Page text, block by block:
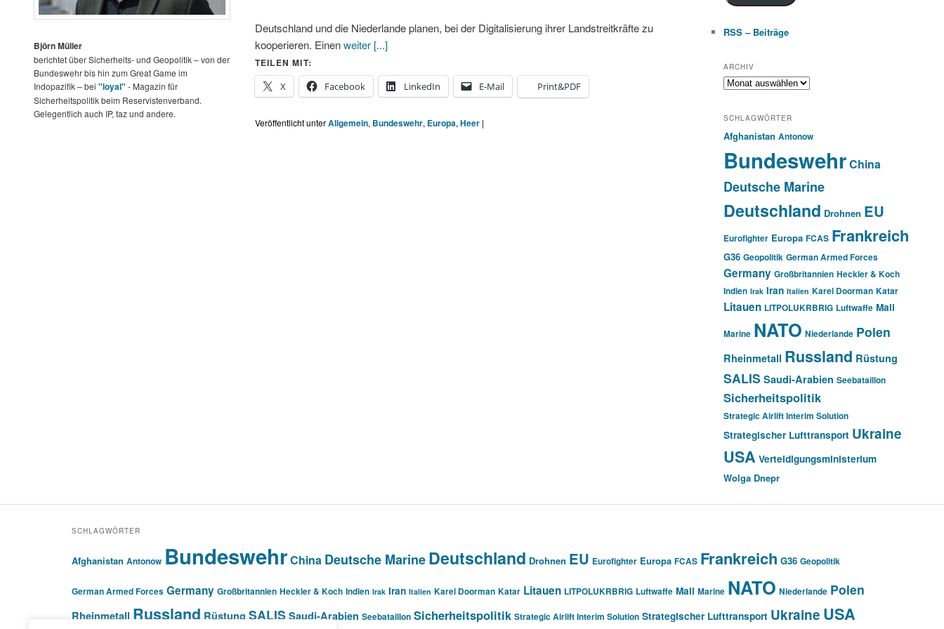
Deutschland und die Niederlande planen, bei der Digitalisierung ihrer Landstreitkräfte zu
kooperieren. Einenweiter [...]
TEILEN MIT:
X
Facebook LinkedIn E-Mail Print&PDF
Veröffentlicht unterAllgemein, Bundeswehr, Europa, Heer |
RSS – Beiträge
ARCHIV
Archiv
SCHLAGWÖRTER
Afghanistan Antonow
BundeswehrChina
Deutsche Marine
Deutschland Drohnen EU
Eurofighter Europa FCAS Frankreich
G36 Geopolitik German Armed Forces
Germany Großbritannien Heckler & Koch
Indien Irak Iran Italien Karel Doorman Katar
Litauen LITPOLUKRBRIG Luftwaffe Mali
Marine NATO Niederlande Polen
Rheinmetall Russland Rüstung
SALIS Saudi-Arabien Seebataillon
Sicherheitspolitik
Strategic Airlift Interim Solution
Strategischer Lufttransport Ukraine
USA Verteidigungsministerium
Wolga Dnepr
Björn Müller
berichtet über Sicherheits- und Geopolitik – von der
Bundeswehr bis hin zum Great Game im
Indopazifik – bei"loyal" - Magazin für
Sicherheitspolitik beim Reservistenverband.
Gelegentlich auch IP, taz und andere.
SCHLAGWÖRTER
Afghanistan Antonow BundeswehrChina Deutsche MarineDeutschland Drohnen EU Eurofighter Europa FCAS Frankreich G36 Geopolitik
German Armed Forces Germany Großbritannien Heckler & Koch Indien Irak Iran Italien Karel Doorman Katar Litauen LITPOLUKRBRIG Luftwaffe Mali Marine NATO Niederlande Polen
Rheinmetall Russland Rüstung SALIS Saudi-Arabien Seebataillon Sicherheitspolitik Strategic Airlift Interim Solution Strategischer Lufttransport Ukraine USA